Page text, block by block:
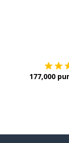
177,000